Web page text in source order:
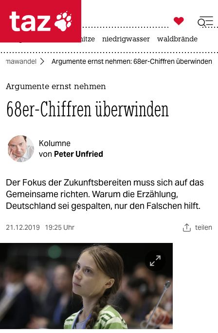
 taz zahl ich
taz zahl ich
themen
politik
öko
gesellschaft
kultur
sport
nord
wahrheit
verlag
verlag
veranstaltungen

taz zahl ich
hitze niedrigwasser waldbrände
Argumente ernst nehmen: 68er-Chiffren überwinden
Argumente ernst nehmen
68er-Chiffren überwinden
Kolumne
von Peter Unfried
Der Fokus der Zukunftsbereiten muss sich auf das
Gemeinsame richten. Warum die Erzählung,
Deutschland sei gespalten, nur den Falschen hilft.
21.12.2019 19:25 Uhr teilen